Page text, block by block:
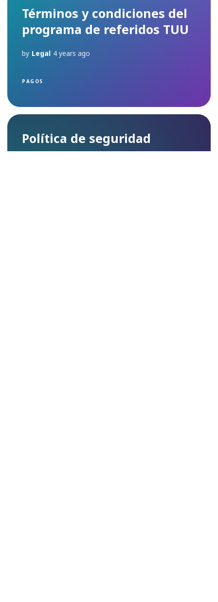
Términos y condiciones del
programa de referidos TUU
by Legal 4 years ago
PAGOS
Política de seguridad